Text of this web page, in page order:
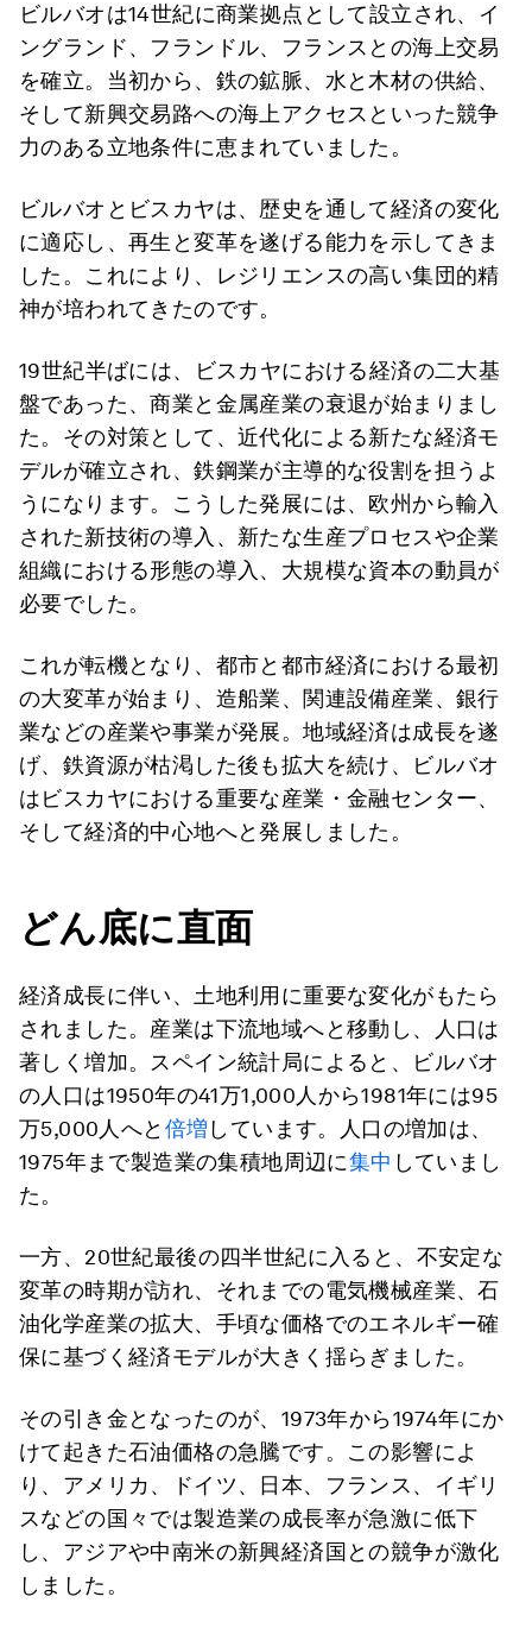
ビルバオは14世紀に商業拠点として設立され、イ
ングランド、フランドル、フランスとの海上交易
を確立。当初から、鉄の鉱脈、水と木材の供給、
そして新興交易路への海上アクセスといった競争
力のある立地条件に恵まれていました。
ビルバオとビスカヤは、歴史を通して経済の変化
に適応し、再生と変革を遂げる能力を示してきま
した。これにより、レジリエンスの高い集団的精
神が培われてきたのです。
19世紀半ばには、ビスカヤにおける経済の二大基
盤であった、商業と金属産業の衰退が始まりまし
た。その対策として、近代化による新たな経済モ
デルが確立され、鉄鋼業が主導的な役割を担うよ
うになります。こうした発展には、欧州から輸入
された新技術の導入、新たな生産プロセスや企業
組織における形態の導入、大規模な資本の動員が
必要でした。
これが転機となり、都市と都市経済における最初
の大変革が始まり、造船業、関連設備産業、銀行
業などの産業や事業が発展。地域経済は成長を遂
げ、鉄資源が枯渇した後も拡大を続け、ビルバオ
はビスカヤにおける重要な産業・金融センター、
そして経済的中心地へと発展しました。
どん底に直面
経済成長に伴い、土地利用に重要な変化がもたら
されました。産業は下流地域へと移動し、人口は
著しく増加。スペイン統計局によると、ビルバオ
の人口は1950年の41万1,000人から1981年には95
万5,000人へと 倍増 しています。人口の増加は、
1975年まで製造業の集積地周辺に集中 していまし
た。
一方、20世紀最後の四半世紀に入ると、不安定な
変革の時期が訪れ、それまでの電気機械産業、石
油化学産業の拡大、手頃な価格でのエネルギー確
保に基づく経済モデルが大きく揺らぎました。
その引き金となったのが、1973年から1974年にか
けて起きた石油価格の急騰です。この影響によ
り、アメリカ、ドイツ、日本、フランス、イギリ
スなどの国々では製造業の成長率が急激に低下
し、アジアや中南米の新興経済国との競争が激化
しました。